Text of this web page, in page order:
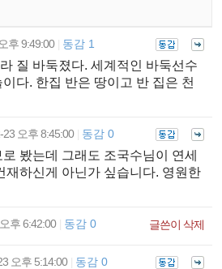
후 9:49:00 동감 1
질 바둑졌다. 세계적인 바둑선수
다. 한집 반은 땅이고 반 집은 천
23 오후 8:45:00 동감 0
봤는데 그래도 조국수님이 연세
재하신게 아닌가 싶습니다. 영원한
후 6:42:00 동감 0 글쓴이 삭제
오후 5:14:00 동감 0